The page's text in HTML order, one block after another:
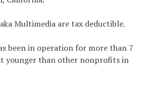
Multimedia are tax deductible.
been in operation for more than 7
younger than other nonprofits in